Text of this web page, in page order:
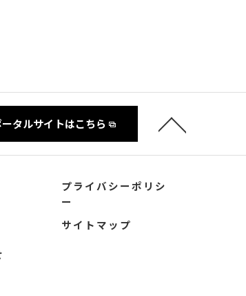
タルサイトはこちら
プライバシーポリシ
ー
サイトマップ